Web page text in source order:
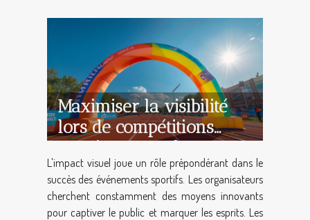
Maximiser la visibilité
lors de compétitions
sportives avec des
structures gonflables
L'impact visuel joue un rôle prépondérant dans le
succès des événements sportifs. Les organisateurs
cherchent constamment des moyens innovants
pour captiver le public et marquer les esprits. Les